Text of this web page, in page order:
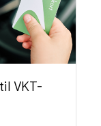
VKT-